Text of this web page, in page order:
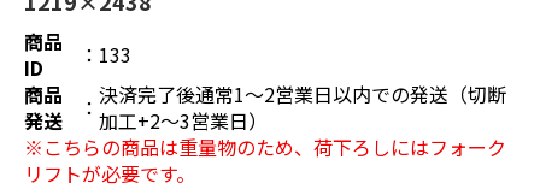
商品
ID
： 133
商品
発送
： 決済完了後通常1～2営業日以内での発送（切断
加工+2～3営業日）
※こちらの商品は重量物のため、荷下ろしにはフォーク
リフトが必要です。